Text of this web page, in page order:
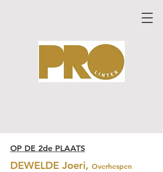
OP DE 2de PLAATS
DEWELDE Joeri, Overhespen